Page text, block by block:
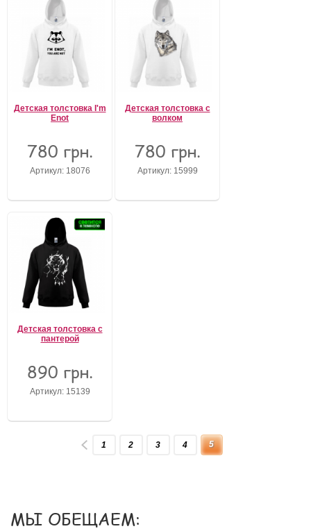
Детская толстовка I'm
Enot
780 грн.
Артикул: 18076
Детская толстовка с
волком
780 грн.
Артикул: 15999
Детская толстовка с
пантерой
890 грн.
Артикул: 15139
1 2 3 4 5
МЫ ОБЕЩАЕМ: